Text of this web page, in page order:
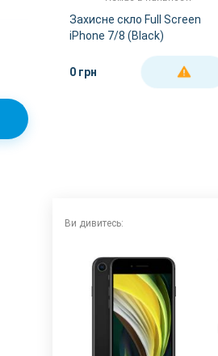
Захисне скло Full Screen
iPhone 7/8 (Black)
0 грн ДЕТАЛЬНІШЕ
Ви дивитесь: